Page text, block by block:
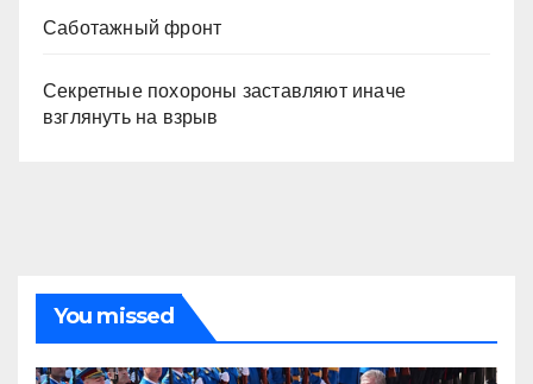
Саботажный фронт
Секретные похороны заставляют иначе
взглянуть на взрыв
You missed